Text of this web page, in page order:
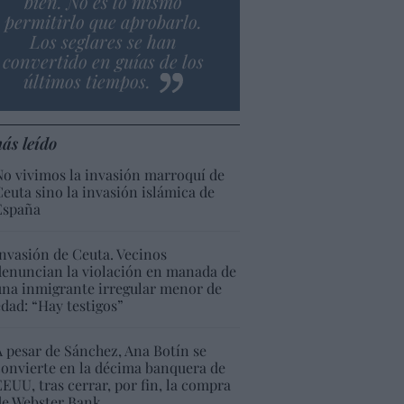
permitirlo que aprobarlo.
Los seglares se han
convertido en guías de los
últimos tiempos.
leído
vivimos la invasión marroquí de
sino la invasión islámica de
de Ceuta. Vecinos
la violación en manada de
inmigrante irregular menor de
“Hay testigos”
pesar de Sánchez, Ana Botín se
en la décima banquera de
tras cerrar, por fin, la compra